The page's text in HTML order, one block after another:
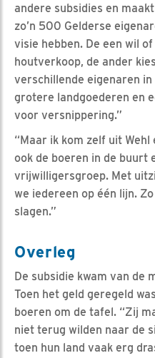
andere subsidies en
zo’n 500 Gelderse
visie hebben. De een wil
houtverkoop, de ander
verschillende eigenaren in
grotere landgoederen en
voor versnippering.”
“Maar ik kom zelf uit
ook de boeren in de buurt
vrijwilligersgroep. Met
we iedereen op één lijn.
slagen.”
Overleg
De subsidie kwam van de
Toen het geld geregeld
boeren om de tafel. “Zij
niet terug wilden naar de
toen hun land vaak erg